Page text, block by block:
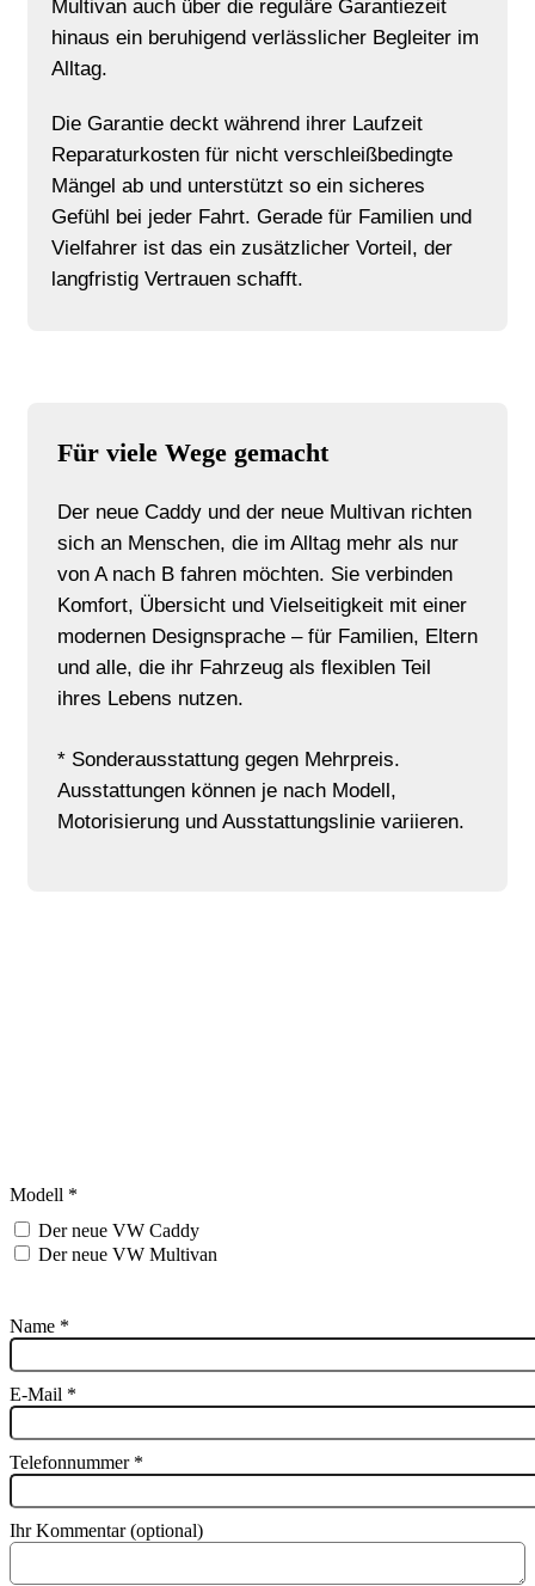
Multivan auch über die reguläre Garantiezeit
hinaus ein beruhigend verlässlicher Begleiter im
Alltag.
Die Garantie deckt während ihrer Laufzeit
Reparaturkosten für nicht verschleißbedingte
Mängel ab und unterstützt so ein sicheres
Gefühl bei jeder Fahrt. Gerade für Familien und
Vielfahrer ist das ein zusätzlicher Vorteil, der
langfristig Vertrauen schafft.
Für viele Wege gemacht
Der neue Caddy und der neue Multivan richten
sich an Menschen, die im Alltag mehr als nur
von A nach B fahren möchten. Sie verbinden
Komfort, Übersicht und Vielseitigkeit mit einer
modernen Designsprache – für Familien, Eltern
und alle, die ihr Fahrzeug als flexiblen Teil
ihres Lebens nutzen.
* Sonderausstattung gegen Mehrpreis.
Ausstattungen können je nach Modell,
Motorisierung und Ausstattungslinie variieren.
Modell *
Der neue VW Caddy
Der neue VW Multivan
Name *
E-Mail *
Telefonnummer *
Ihr Kommentar (optional)